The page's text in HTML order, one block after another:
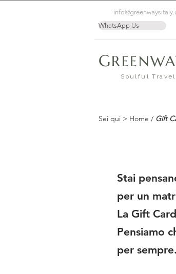
WhatsApp Us
G
Soulful
Sei qui > Home / Gift
Stai
per un
La Gift
Pensiamo
per sempre.